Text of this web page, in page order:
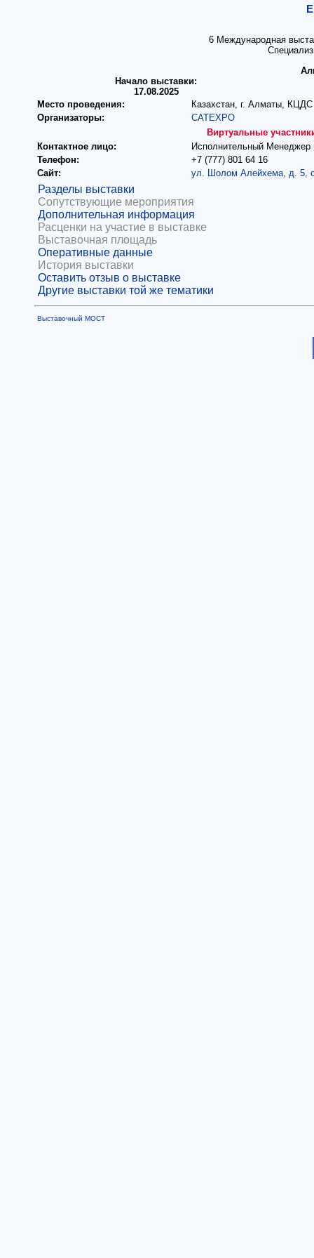
6 Международная
Начало выставки:
17.08.2025
Место проведения:
Казахстан, г. Алматы, КЦДС
Организаторы:
CATEXPO
Виртуальные
Контактное лицо:
Исполнительный
Телефон:
+7 (777) 801 64 16
Сайт:
ул. Шолом Алейхема, д. 5,
Разделы выставки
Сопутствующие мероприятия
Дополнительная информация
Расценки на участие в выставке
Выставочная площадь
Оперативные данные
История выставки
Оставить отзыв о выставке
Другие выставки той же тематики
Выставочный МОСТ